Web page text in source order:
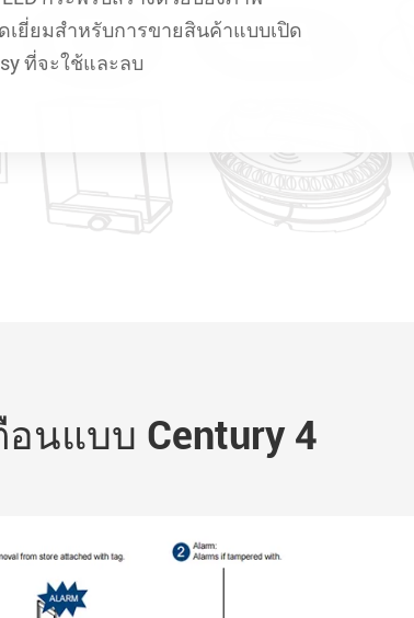
เยี่ยมสำหรับการขายสินค้าแบบเปิด
ที่จะใช้และลบ
นแบบ Century 4